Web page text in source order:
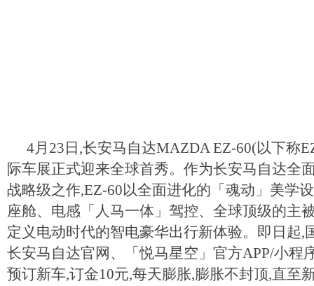
4月23日,长安马自达MAZDA EZ-60(以下称
际车展正式迎来全球首秀。作为长安马自达全
战略级之作,EZ-60以全面进化的「魂动」美学
座舱、电感「人马一体」驾控、全球顶级的主
定义电动时代的智电豪华出行新体验。即日起,
长安马自达官网、「悦马星空」官方APP/小程
预订新车,订金10元,每天膨胀,膨胀不封顶,直至